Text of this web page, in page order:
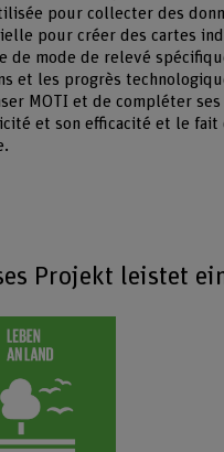
pour collecter des
pour créer des cartes
de mode de relevé
et les progrès
MOTI et de compléter
et son efficacité et le fait
Projekt leistet